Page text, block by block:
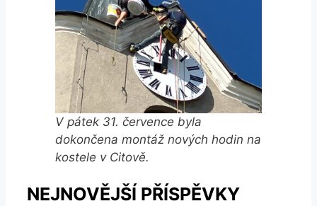
V pátek 31. července byla
dokončena montáž nových hodin na
kostele v Citově.
NEJNOVĚJŠÍ PŘÍSPĚVKY